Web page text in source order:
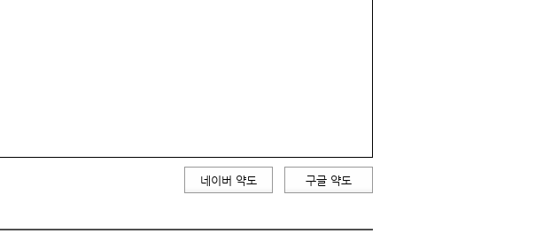
네이버 약도 구글 약도